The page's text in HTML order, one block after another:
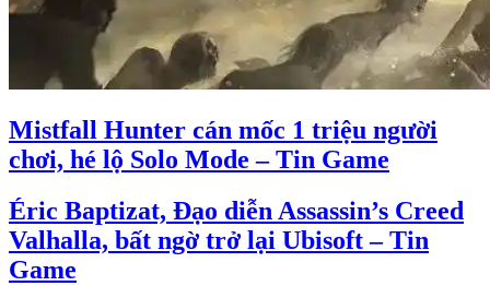
Mistfall Hunter cán mốc 1 triệu người
chơi, hé lộ Solo Mode – Tin Game
Éric Baptizat, Đạo diễn Assassin’s Creed
Valhalla, bất ngờ trở lại Ubisoft – Tin
Game